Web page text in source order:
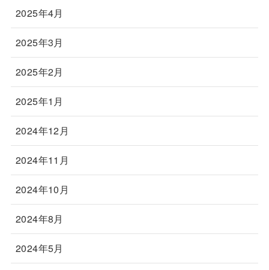
2025年4月
2025年3月
2025年2月
2025年1月
2024年12月
2024年11月
2024年10月
2024年8月
2024年5月